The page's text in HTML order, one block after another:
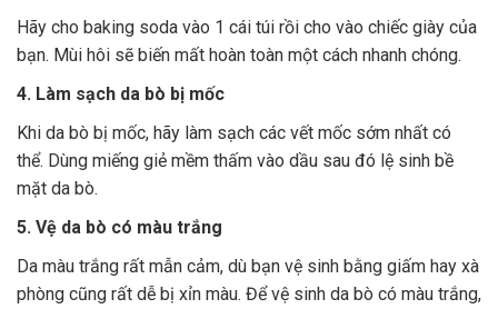
Hãy cho baking soda vào 1 cái túi rồi cho vào chiếc giày của
bạn. Mùi hôi sẽ biến mất hoàn toàn một cách nhanh chóng.
4. Làm sạch da bò bị mốc
Khi da bò bị mốc, hãy làm sạch các vết mốc sớm nhất có
thể. Dùng miếng giẻ mềm thấm vào dầu sau đó lệ sinh bề
mặt da bò.
5. Vệ da bò có màu trắng
Da màu trắng rất mẫn cảm, dù bạn vệ sinh bằng giấm hay xà
phòng cũng rất dễ bị xỉn màu. Để vệ sinh da bò có màu trắng,